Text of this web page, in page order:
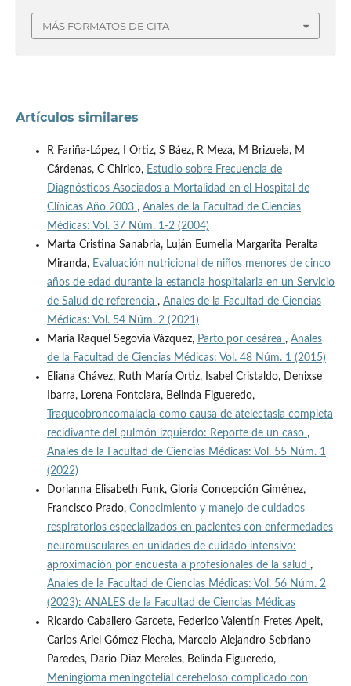
MÁS FORMATOS DE CITA
Artículos similares
R Fariña-López, I Ortiz, S Báez, R Meza, M Brizuela, M
Cárdenas, C Chirico, Estudio sobre Frecuencia de
Diagnósticos Asociados a Mortalidad en el Hospital de
Clínicas Año 2003 , Anales de la Facultad de Ciencias
Médicas: Vol. 37 Núm. 1-2 (2004)
Marta Cristina Sanabria, Luján Eumelia Margarita Peralta
Miranda, Evaluación nutricional de niños menores de cinco
años de edad durante la estancia hospitalaria en un Servicio
de Salud de referencia , Anales de la Facultad de Ciencias
Médicas: Vol. 54 Núm. 2 (2021)
María Raquel Segovia Vázquez, Parto por cesárea , Anales
de la Facultad de Ciencias Médicas: Vol. 48 Núm. 1 (2015)
Eliana Chávez, Ruth María Ortiz, Isabel Cristaldo, Denixse
Ibarra, Lorena Fontclara, Belinda Figueredo,
Traqueobroncomalacia como causa de atelectasia completa
recidivante del pulmón izquierdo: Reporte de un caso ,
Anales de la Facultad de Ciencias Médicas: Vol. 55 Núm. 1
(2022)
Dorianna Elisabeth Funk, Gloria Concepción Giménez,
Francisco Prado, Conocimiento y manejo de cuidados
respiratorios especializados en pacientes con enfermedades
neuromusculares en unidades de cuidado intensivo:
aproximación por encuesta a profesionales de la salud ,
Anales de la Facultad de Ciencias Médicas: Vol. 56 Núm. 2
(2023): ANALES de la Facultad de Ciencias Médicas
Ricardo Caballero Garcete, Federico Valentín Fretes Apelt,
Carlos Ariel Gómez Flecha, Marcelo Alejandro Sebriano
Paredes, Dario Diaz Mereles, Belinda Figueredo,
Meningioma meningotelial cerebeloso complicado con